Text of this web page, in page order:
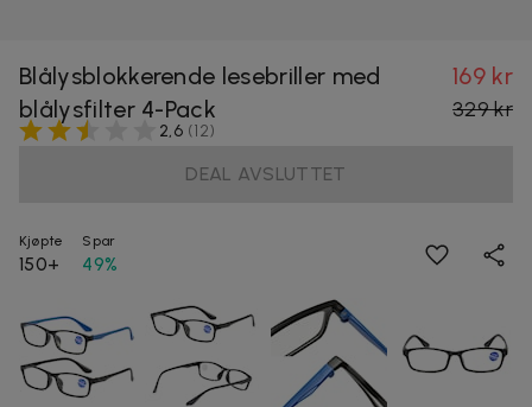
Blålysblokkerende lesebriller med
blålysfilter 4-Pack
169 kr
329 kr
2,6 (12)
DEAL AVSLUTTET
Kjøpte
150+
Spar
49%